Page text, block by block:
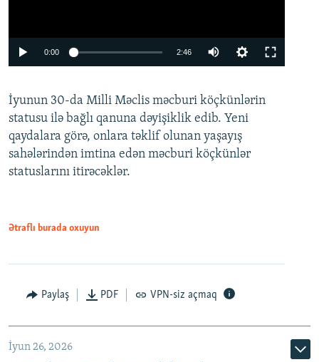
Auto 240p 360p 480p
720p 1080p
0:00 2:46
360p
480p
720p
İyunun 30-da Milli Məclis məcburi köçkünlərin
statusu ilə bağlı qanuna dəyişiklik edib. Yeni
qaydalara görə, onlara təklif olunan yaşayış
sahələrindən imtina edən məcburi köçkünlər
statuslarını itirəcəklər.
Ətraflı burada oxuyun
Paylaş PDF VPN-siz açmaq
İyun 26, 2026